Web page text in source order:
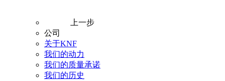
上一步
公司
关于KNF
我们的动力
我们的质量承诺
我们的历史